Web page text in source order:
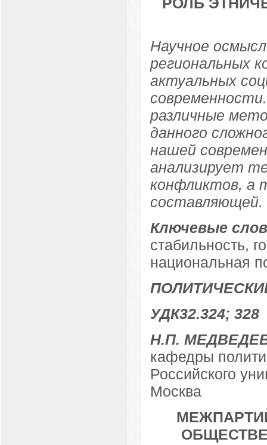
Научное
региональных
актуальных
различные
данного
нашей
анализирует
конфликтов, а
составляющей.
Ключевые
стабильность,
национальная
УДК32.324; 328
Н.П.
кафедры
Российского
Москва